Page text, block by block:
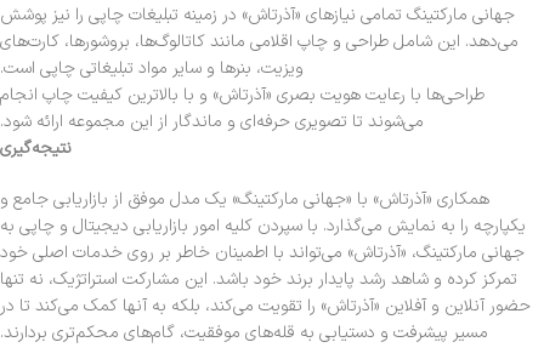
جهانی مارکتینگ تمامی نیازهای «آذرتاش» در زمینه تبلیغات چاپی را نیز پوشش
می‌دهد. این شامل طراحی و چاپ اقلامی مانند کاتالوگ‌ها، بروشورها، کارت‌های
ویزیت، بنرها و سایر مواد تبلیغاتی چاپی است.
طراحی‌ها با رعایت هویت بصری «آذرتاش» و با بالاترین کیفیت چاپ انجام
می‌شوند تا تصویری حرفه‌ای و ماندگار از این مجموعه ارائه شود.
نتیجه‌گیری
همکاری «آذرتاش» با «جهانی مارکتینگ» یک مدل موفق از بازاریابی جامع و
یکپارچه را به نمایش می‌گذارد. با سپردن کلیه امور بازاریابی دیجیتال و چاپی به
جهانی مارکتینگ، «آذرتاش» می‌تواند با اطمینان خاطر بر روی خدمات اصلی خود
تمرکز کرده و شاهد رشد پایدار برند خود باشد. این مشارکت استراتژیک، نه تنها
حضور آنلاین و آفلاین «آذرتاش» را تقویت می‌کند، بلکه به آنها کمک می‌کند تا در
مسیر پیشرفت و دستیابی به قله‌های موفقیت، گام‌های محکم‌تری بردارند.